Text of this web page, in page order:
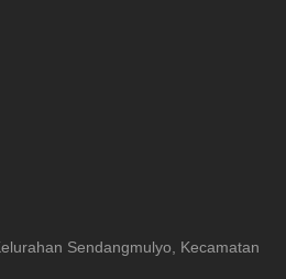
Sendangmulyo, Kecamatan